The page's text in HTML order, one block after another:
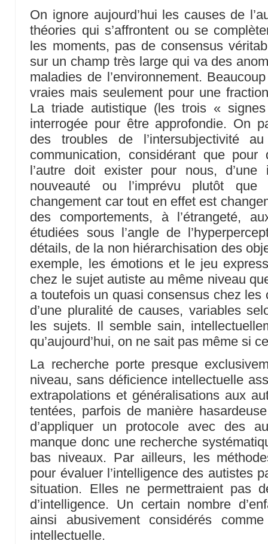
On ignore aujourd’hui les causes de
théories qui s’affrontent ou se
les moments, pas de consensus
sur un champ très large qui va des
maladies de l’environnement.
vraies mais seulement pour une
La triade autistique (les trois «
interrogée pour être approfondie. On
des troubles de l’intersubjectivité
communication, considérant que pour
l’autre doit exister pour nous,
nouveauté ou l’imprévu plutôt
changement car tout en effet est
des comportements, à l’étrangeté,
étudiées sous l’angle de
détails, de la non hiérarchisation des
exemple, les émotions et le jeu
chez le sujet autiste au même niveau
a toutefois un quasi consensus chez les
d’une pluralité de causes, variables
les sujets. Il semble sain,
qu’aujourd’hui, on ne sait pas même si
La recherche porte presque
niveau, sans déficience intellectuelle
extrapolations et généralisations aux
tentées, parfois de manière
d’appliquer un protocole avec des
manque donc une recherche
bas niveaux. Par ailleurs, les
pour évaluer l’intelligence des autistes
situation. Elles ne permettraient pas
d’intelligence. Un certain nombre
ainsi abusivement considérés
intellectuelle.